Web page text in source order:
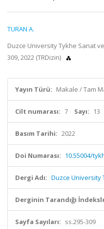
TURAN A.
Duzce University Tykhe Sanat
309, 2022 (TRDizin)
Yayın Türü: Makale / Tam
Cilt numarası: 7 Sayı: 13
Basım Tarihi: 2022
Doi Numarası: 10.55004/
Dergi Adı: Duzce University
Derginin Tarandığı
Sayfa Sayıları: ss.295-309